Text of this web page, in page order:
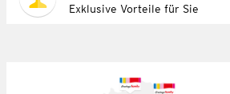
Exklusive Vorteile für Sie